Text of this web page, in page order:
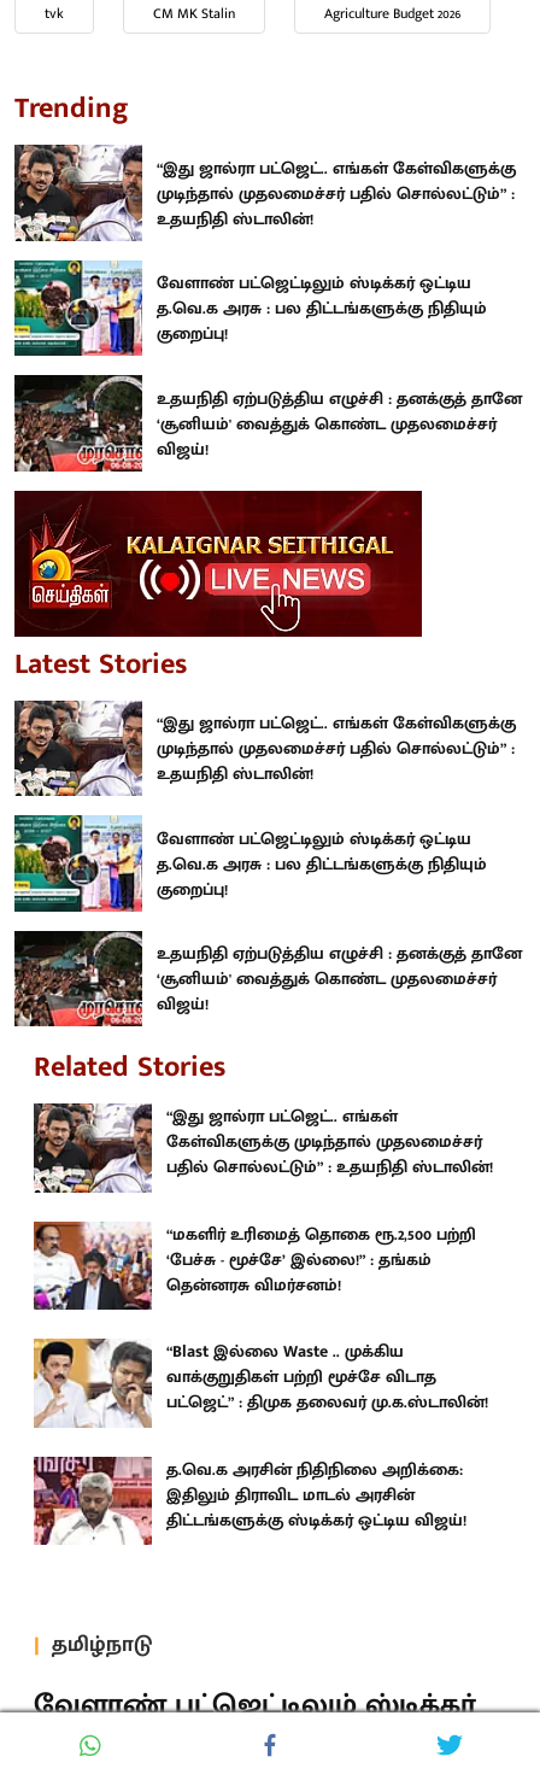
tvk CM MK Stalin Agriculture Budget 2026
Trending
“இது ஜால்ரா பட்ஜெட்.. எங்கள் கேள்விகளுக்கு
முடிந்தால் முதலமைச்சர் பதில் சொல்லட்டும்” :
உதயநிதி ஸ்டாலின்!
வேளாண் பட்ஜெட்டிலும் ஸ்டிக்கர் ஒட்டிய
த.வெ.க அரசு : பல திட்டங்களுக்கு நிதியும்
குறைப்பு!
உதயநிதி ஏற்படுத்திய எழுச்சி : தனக்குத் தானே
‘சூனியம்' வைத்துக் கொண்ட முதலமைச்சர்
விஜய்!
Latest Stories
“இது ஜால்ரா பட்ஜெட்.. எங்கள் கேள்விகளுக்கு
முடிந்தால் முதலமைச்சர் பதில் சொல்லட்டும்” :
உதயநிதி ஸ்டாலின்!
வேளாண் பட்ஜெட்டிலும் ஸ்டிக்கர் ஒட்டிய
த.வெ.க அரசு : பல திட்டங்களுக்கு நிதியும்
குறைப்பு!
உதயநிதி ஏற்படுத்திய எழுச்சி : தனக்குத் தானே
‘சூனியம்' வைத்துக் கொண்ட முதலமைச்சர்
விஜய்!
Related Stories
“இது ஜால்ரா பட்ஜெட்.. எங்கள்
கேள்விகளுக்கு முடிந்தால் முதலமைச்சர்
பதில் சொல்லட்டும்” : உதயநிதி ஸ்டாலின்!
“மகளிர் உரிமைத் தொகை ரூ.2,500 பற்றி
‘பேச்சு - மூச்சே’ இல்லை!” : தங்கம்
தென்னரசு விமர்சனம்!
“Blast இல்லை Waste .. முக்கிய
வாக்குறுதிகள் பற்றி மூச்சே விடாத
பட்ஜெட்” : திமுக தலைவர் மு.க.ஸ்டாலின்!
த.வெ.க அரசின் நிதிநிலை அறிக்கை:
இதிலும் திராவிட மாடல் அரசின்
திட்டங்களுக்கு ஸ்டிக்கர் ஒட்டிய விஜய்!
தமிழ்நாடு
வேளாண் பட்ஜெட்டிலும் ஸ்டிக்கர்
ஒட்டிய த.வெ.க அரசு : பல